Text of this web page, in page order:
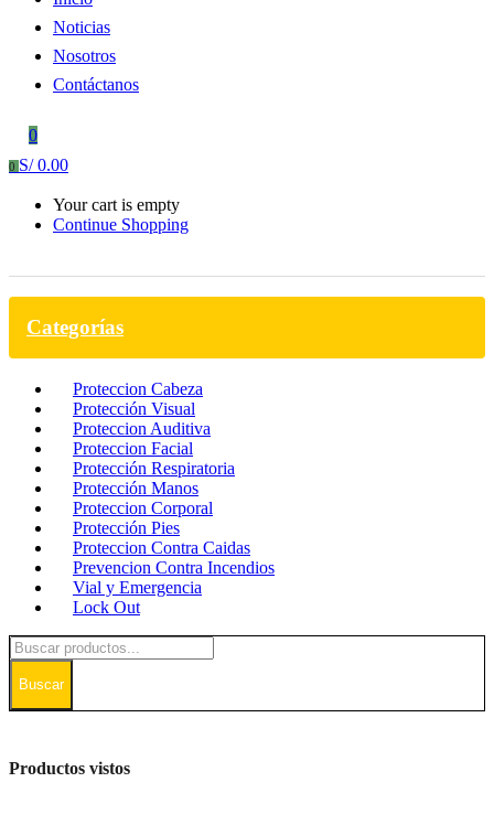
Noticias
Nosotros
Contáctanos
0
0 S/0.00
Your cart is empty
Continue Shopping
Categorías
Proteccion Cabeza
Protección Visual
Proteccion Auditiva
Proteccion Facial
Protección Respiratoria
Protección Manos
Proteccion Corporal
Protección Pies
Proteccion Contra Caidas
Prevencion Contra Incendios
Vial y Emergencia
Lock Out
Buscar
Productos vistos